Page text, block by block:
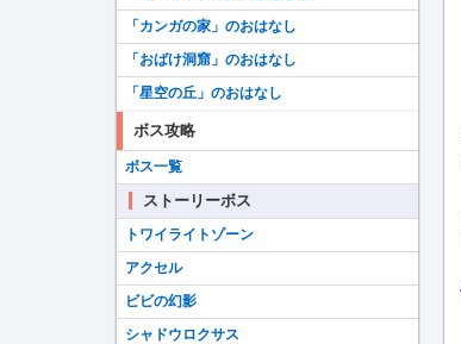
「カンガの家」のおはなし
「おばけ洞窟」のおはなし
「星空の丘」のおはなし
ボス攻略
ボス一覧
ストーリーボス
トワイライトゾーン
アクセル
ビビの幻影
シャドウロクサス